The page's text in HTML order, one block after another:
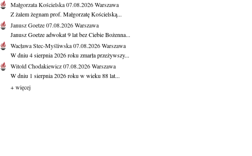
Małgorzata Kościelska07.08.2026Warszawa
Z żalem żegnam prof. Małgorzatę Kościelską...
Janusz Goetze07.08.2026Warszawa
Janusz Goetze adwokat 9 lat bez Ciebie Bożenna...
Wacława Stec-Myśliwska07.08.2026Warszawa
W dniu 4 sierpnia 2026 roku zmarła przeżywszy...
Witold Chodakiewicz07.08.2026Warszawa
W dniu 1 sierpnia 2026 roku w wieku 88 lat...
+ więcej